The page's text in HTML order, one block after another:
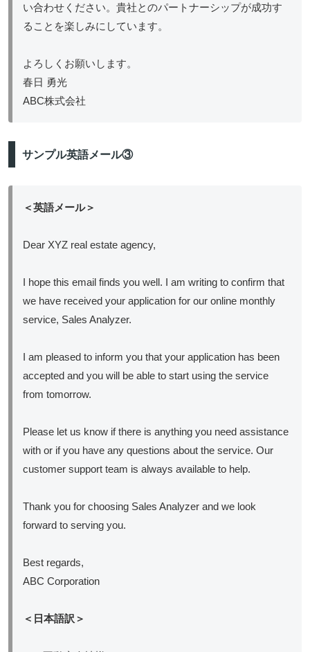
い合わせください。貴社とのパートナーシップが成功す
ることを楽しみにしています。
よろしくお願いします。
春日 勇光
ABC株式会社
サンプル英語メール③
＜英語メール＞
Dear XYZ real estate agency,
I hope this email finds you well. I am writing to confirm that
we have received your application for our online monthly
service, Sales Analyzer.
I am pleased to inform you that your application has been
accepted and you will be able to start using the service
from tomorrow.
Please let us know if there is anything you need assistance
with or if you have any questions about the service. Our
customer support team is always available to help.
Thank you for choosing Sales Analyzer and we look
forward to serving you.
Best regards,
ABC Corporation
＜日本語訳＞